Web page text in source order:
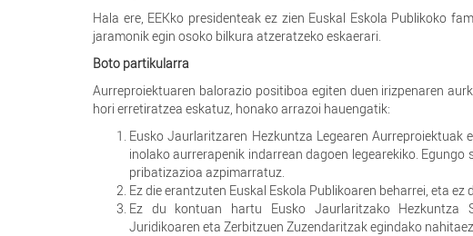
Hala ere, EEKko presidenteak ez zien Euskal Eskola Publikoko
jaramonik egin osoko bilkura atzeratzeko eskaerari.
Boto partikularra
Aurreproiektuaren balorazio positiboa egiten duen irizpenaren
hori erretiratzea eskatuz, honako arrazoi hauengatik:
Eusko Jaurlaritzaren Hezkuntza Legearen
inolako aurrerapenik indarrean dagoen legearekiko.
pribatizazioa azpimarratuz.
Ez die erantzuten Euskal Eskola Publikoaren beharrei, eta
Ez du kontuan hartu Eusko Jaurlaritzako Hezkuntza
Juridikoaren eta Zerbitzuen Zuzendaritzak egindako